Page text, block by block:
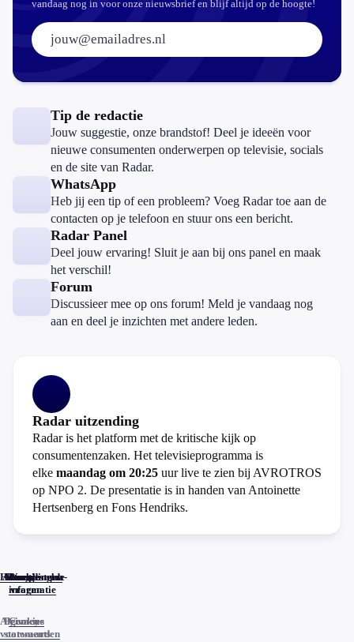
vandaag nog in voor onze nieuwsbrief en blijf altijd op de hoogte!
E-mailadres:
Tip de redactie
Jouw suggestie, onze brandstof! Deel je ideeën voor
nieuwe consumenten onderwerpen op televisie, socials
en de site van Radar.
WhatsApp
Heb jij een tip of een probleem? Voeg Radar toe aan de
contacten op je telefoon en stuur ons een bericht.
Radar Panel
Deel jouw ervaring! Sluit je aan bij ons panel en maak
het verschil!
Forum
Discussieer mee op ons forum! Meld je vandaag nog
aan en deel je inzichten met andere leden.
Radar uitzending
Radar is het platform met de kritische kijk op
consumentenzaken. Het televisieprogramma is
elke maandag om 20:25 uur live te zien bij AVROTROS
op NPO 2. De presentatie is in handen van Antoinette
Hertsenberg en Fons Hendriks.
Home
Actueel
Uitzendingen
Reacties
Programma-
informatie
Veelgestelde
vragen
Algemene
voorwaarden
Privacy
statements
Cookies